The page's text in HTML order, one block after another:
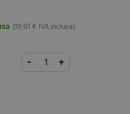
(19,61 € IVA inclusa)
Cartuccia
compatibile
- +